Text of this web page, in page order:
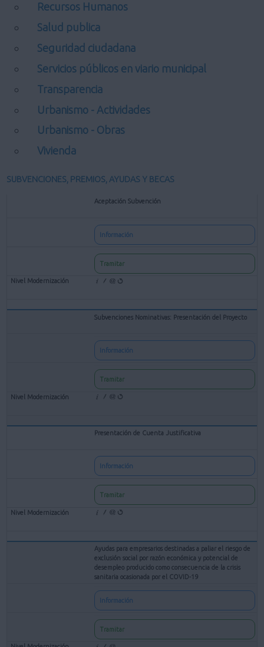
Recursos Humanos
Salud publica
Seguridad ciudadana
Servicios públicos en viario municipal
Transparencia
Urbanismo - Actividades
Urbanismo - Obras
Vivienda
SUBVENCIONES, PREMIOS, AYUDAS Y BECAS
Aceptación Subvención
Información
Tramitar
Subvenciones Nominativas: Presentación del Proyecto
Información
Tramitar
Presentación de Cuenta Justificativa
Información
Tramitar
Ayudas para empresarios destinadas a paliar el riesgo de
exclusión social por razón económica y potencial de
desempleo producido como consecuencia de la crisis
sanitaria ocasionada por el COVID-19
Información
Tramitar